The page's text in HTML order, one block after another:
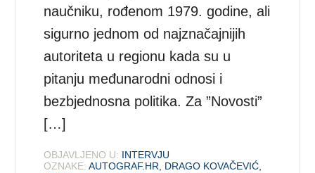
naučniku, rođenom 1979. godine, ali
sigurno jednom od najznačajnijih
autoriteta u regionu kada su u
pitanju međunarodni odnosi i
bezbjednosna politika. Za ”Novosti”
[…]
OBJAVLJENO U: INTERVJU
OZNAKE: AUTOGRAF.HR DRAGO KOVAČEVIĆ